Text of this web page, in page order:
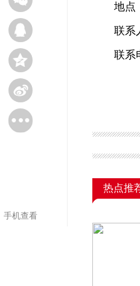
手机查看
地点：
联系
联系电
热点推